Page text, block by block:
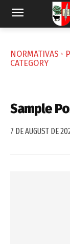
NORMATIVAS
CATEGORY
Sample
7 DE AUGUST DE